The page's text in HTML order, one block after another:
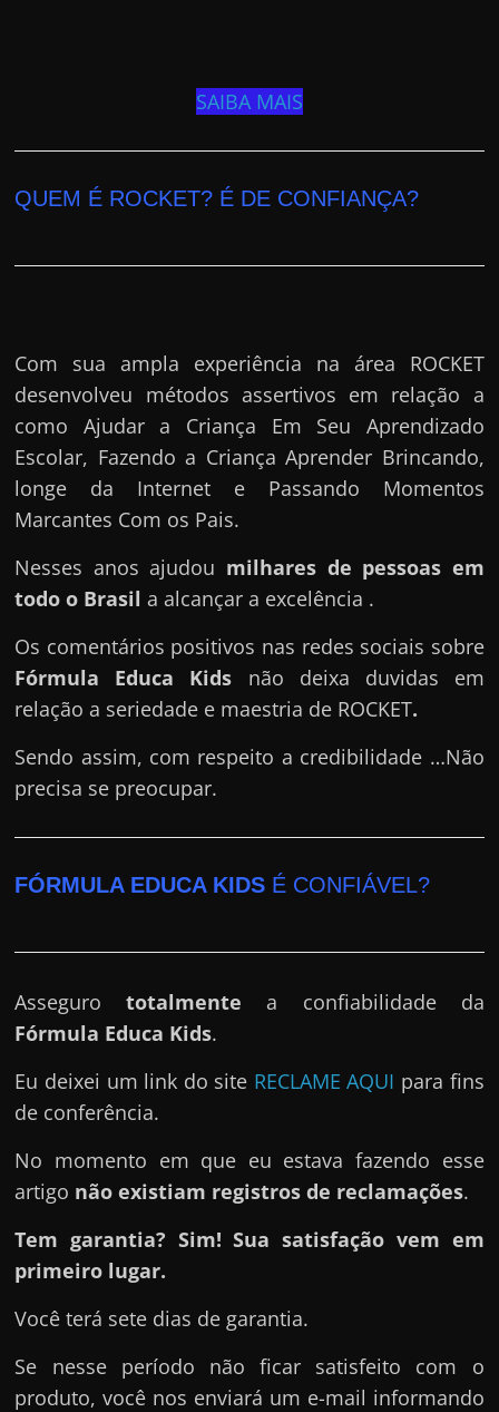
SAIBA MAIS
QUEM É ROCKET? É DE CONFIANÇA?
Com sua ampla experiência na área ROCKET
desenvolveu métodos assertivos em relação a
como Ajudar a Criança Em Seu Aprendizado
Escolar, Fazendo a Criança Aprender Brincando,
longe da Internet e Passando Momentos
Marcantes Com os Pais.
Nesses anos ajudou milhares de pessoas em
todo o Brasil a alcançar a excelência .
Os comentários positivos nas redes sociais sobre
Fórmula Educa Kids não deixa duvidas em
relação a seriedade e maestria de ROCKET.
Sendo assim, com respeito a credibilidade …Não
precisa se preocupar.
FÓRMULA EDUCA KIDS É CONFIÁVEL?
Assegurototalmente a confiabilidade da
Fórmula Educa Kids.
Eu deixei um link do site RECLAME AQUI para fins
de conferência.
No momento em que eu estava fazendo esse
artigo não existiam registros de reclamações.
Tem garantia? Sim! Sua satisfação vem em
primeiro lugar.
Você terá sete dias de garantia.
Se nesse período não ficar satisfeito com o
produto, você nos enviará um e-mail informando